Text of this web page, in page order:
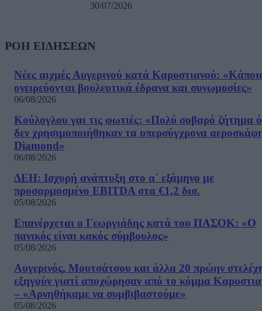
30/07/2026
ΡΟΗ ΕΙΔΗΣΕΩΝ
Νέες αιχμές Αυγερινού κατά Καρυστιανού:
ονειρεύονται βουλευτικά έδρανα και συνωμοσίες»
06/08/2026
Κούλογλου γαι τις φωτιές: «Πολύ σοβαρό ζήτημα
δεν χρησιμοποιήθηκαν τα υπερσύγχρονα
Diamond»
06/08/2026
ΔΕΗ: Ισχυρή ανάπτυξη στο α΄ εξάμηνο με
προσαρμοσμένο EBITDA στα €1,2 δισ.
05/08/2026
Επανέρχεται ο Γεωργιάδης κατά του ΠΑΣΟΚ: «Ο
πανικός είναι κακός σύμβουλος»
05/08/2026
Αυγερινός, Μουτσάτσου και άλλα 20 πρώην
εξηγούν γιατί αποχώρησαν από το κόμμα
– «Αρνηθήκαμε να συμβιβαστούμε»
05/08/2026